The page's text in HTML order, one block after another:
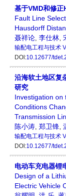
基于VMD和修
Fault Line
Hausdorff
聂祥论 李仕林
输配电工程与技术
DOI:10.12677/
沿海软土地区复
研究
Investigation on
Conditions
Transmission
陈小涛 郑卫锋
输配电工程与技术
DOI:10.12677/
电动车充电器锂
Design of a
Electric Vehicle